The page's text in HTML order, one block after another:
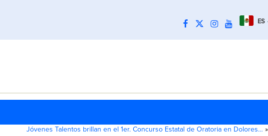
ES
Jóvenes Talentos brillan en el 1er. Concurso Estatal de Oratoria en Dolores… »